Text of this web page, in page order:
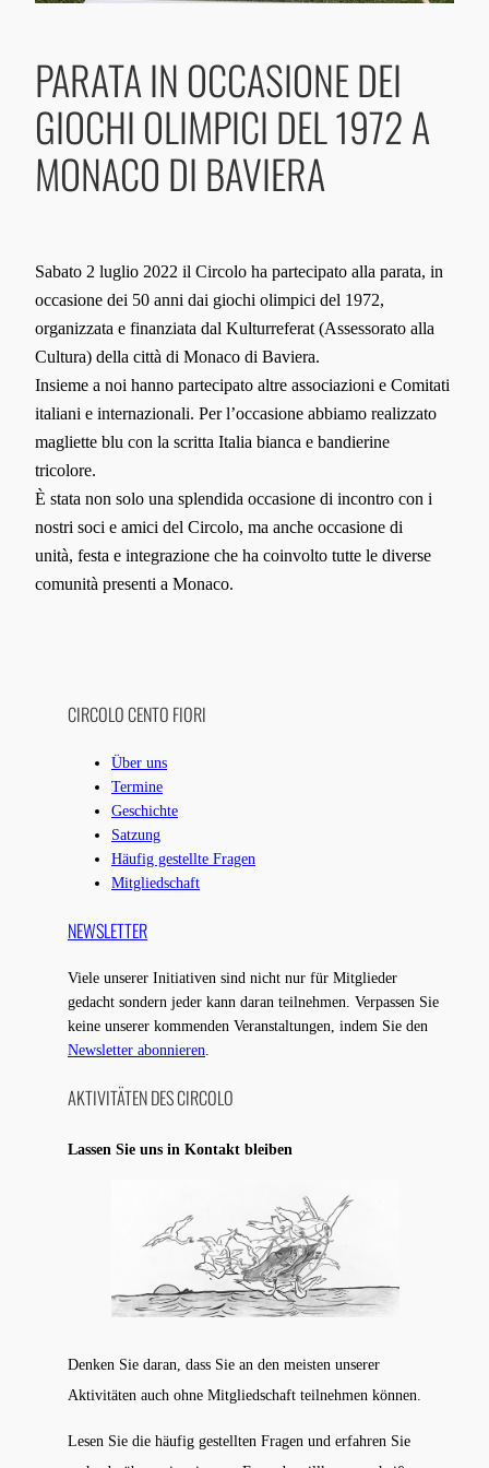
PARATA IN OCCASIONE DEI
GIOCHI OLIMPICI DEL 1972 A
MONACO DI BAVIERA
Sabato 2 luglio 2022 il Circolo ha partecipato alla parata, in
occasione dei 50 anni dai giochi olimpici del 1972,
organizzata e finanziata dal Kulturreferat (Assessorato alla
Cultura) della città di Monaco di Baviera.
Insieme a noi hanno partecipato altre associazioni e Comitati
italiani e internazionali. Per l’occasione abbiamo realizzato
magliette blu con la scritta Italia bianca e bandierine
tricolore.
È stata non solo una splendida occasione di incontro con i
nostri soci e amici del Circolo, ma anche occasione di
unità, festa e integrazione che ha coinvolto tutte le diverse
comunità presenti a Monaco.
CIRCOLO CENTO FIORI
Über uns
Termine
Geschichte
Satzung
Häufig gestellte Fragen
Mitgliedschaft
NEWSLETTER
Viele unserer Initiativen sind nicht nur für Mitglieder
gedacht sondern jeder kann daran teilnehmen. Verpassen Sie
keine unserer kommenden Veranstaltungen, indem Sie den
Newsletter abonnieren.
AKTIVITÄTEN DES CIRCOLO
Lassen Sie uns in Kontakt bleiben
Denken Sie daran, dass Sie an den meisten unserer
Aktivitäten auch ohne Mitgliedschaft teilnehmen können.
Lesen Sie die häufig gestellten Fragen und erfahren Sie